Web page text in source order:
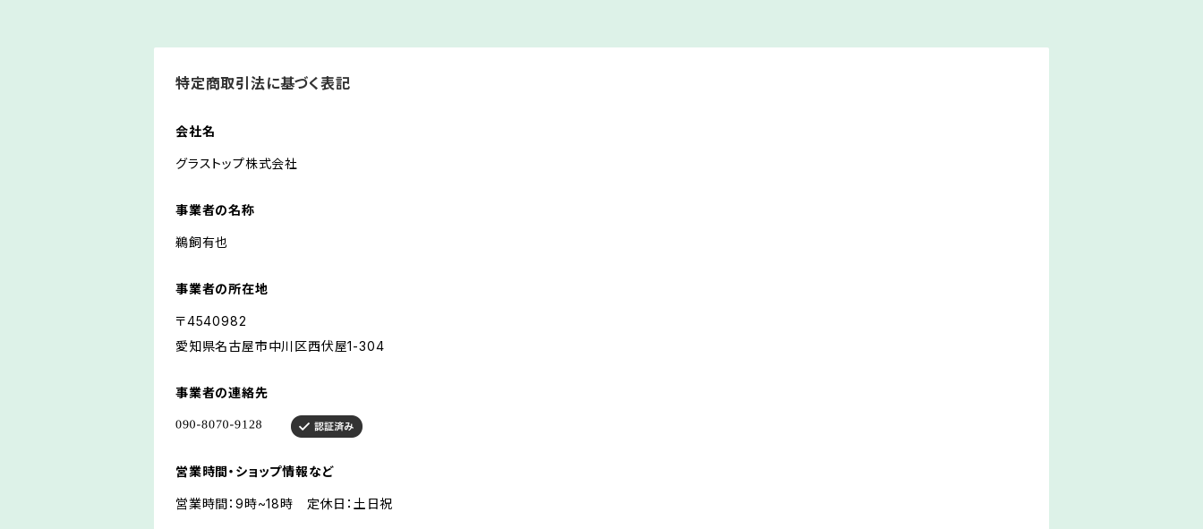
特定商取引法に基づく表記
会社名
グラストップ株式会社
事業者の名称
鵜飼有也
事業者の所在地
〒4540982
愛知県名古屋市中川区西伏屋1-304
事業者の連絡先
営業時間・ショップ情報など
営業時間：9時~18時 定休日：土日祝